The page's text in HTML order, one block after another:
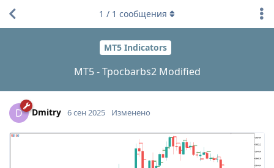
MT5 Indicators
MT5 - Tpocbarbs2 Modified
1 / 1 сообщения
D Dmitry 6 сен 2025 Изменено